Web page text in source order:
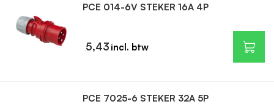
PCE 014-6V STEKER 16A 4P
5,43
PCE 7025-6 STEKER 32A 5P